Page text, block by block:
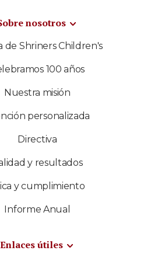
nosotros
de Shriners Children's
100 años
Nuestra misión
personalizada
Directiva
y resultados
y cumplimiento
Informe Anual
Enlaces útiles